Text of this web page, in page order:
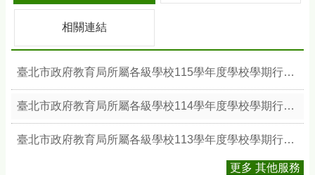
相關連結
臺北市政府教育局所屬各級學校115學年度學校學期行事簡曆
臺北市政府教育局所屬各級學校114學年度學校學期行事簡曆
臺北市政府教育局所屬各級學校113學年度學校學期行事簡曆
更多 其他服務